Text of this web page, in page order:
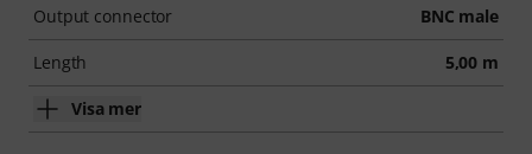
Output connector BNC male
Length 5,00 m
Visa mer